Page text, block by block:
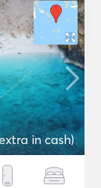
in cash)